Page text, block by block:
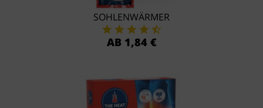
SOHLENWÄRMER
AB 1,84 €